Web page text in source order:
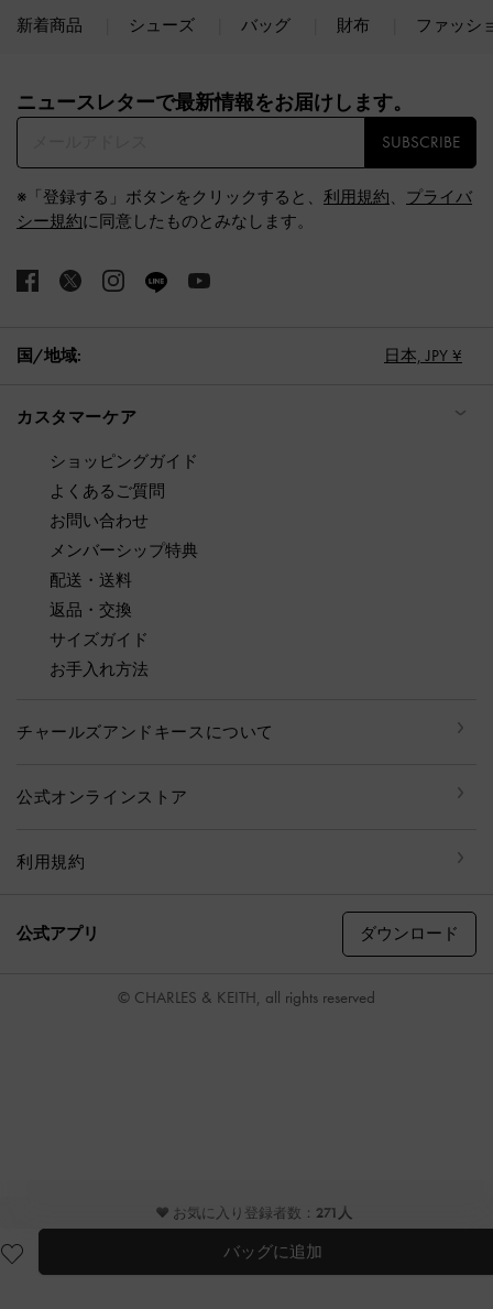
♥ お気に入り登録者数： 271人
バッグに追加
新着商品 シューズ バッグ 財布 ファッシ
ニュースレターで最新情報をお届けします。​
SUBSCRIBE
※「登録する」ボタンをクリックすると、 利用規約、 プライバ
シー規約に同意したものとみなします。
国/地域: 日本, JPY ¥
カスタマーケア
ショッピングガイド
よくあるご質問
お問い合わせ
メンバーシップ特典
配送・送料
返品・交換
サイズガイド
お手入れ方法
チャールズアンドキースについて
公式オンラインストア
利用規約
公式アプリ ダウンロード
© CHARLES & KEITH, all rights reserved